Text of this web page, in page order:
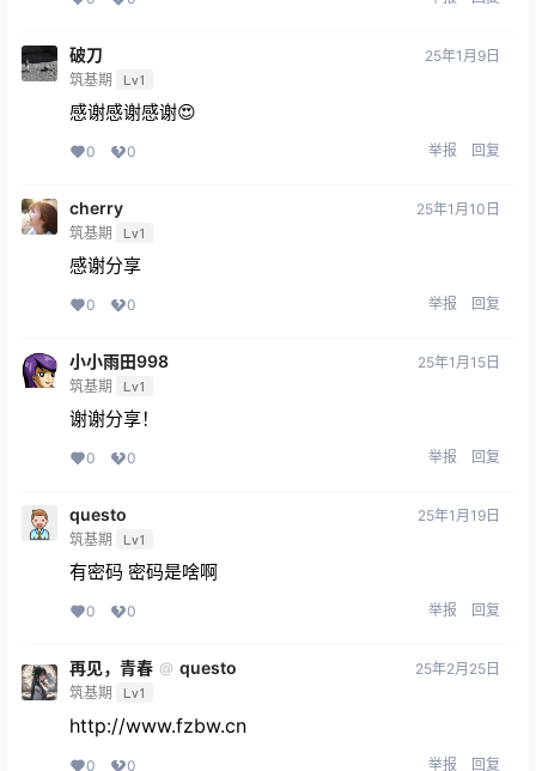
破刀
筑基期 Lv1
25年1月9日
感谢感谢感谢😍
0 0 举报 回复
cherry
筑基期 Lv1
25年1月10日
感谢分享
0 0 举报 回复
小小雨田998
筑基期 Lv1
25年1月15日
谢谢分享！
0 0 举报 回复
questo
筑基期 Lv1
25年1月19日
有密码 密码是啥啊
0 0 举报 回复
再见，青春 @ questo
筑基期 Lv1
25年2月25日
http://www.fzbw.cn
0 0 举报 回复